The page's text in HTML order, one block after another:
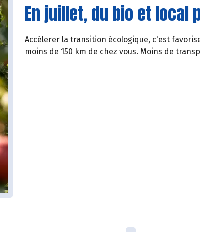
En juillet, du bio et local
Accélerer la transition écologique, c'est
moins de 150 km de chez vous. Moins de